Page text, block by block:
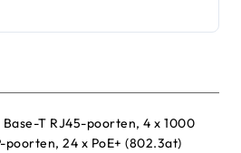
T RJ45-poorten, 4 x 1000
poorten, 24 x PoE+ (802.3at)